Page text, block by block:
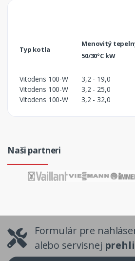
Typ kotla
Menovitý
50/30°C kW
Vitodens 100-W 3,2 - 19,0
Vitodens 100-W
3,2 - 25,0
Vitodens 100-W
3,2 - 32,0
Naši partneri
Formulár pre
alebo servisnej